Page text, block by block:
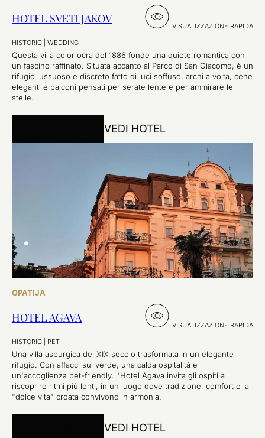
HOTEL SVETI JAKOV
VISUALIZZAZIONE RAPIDA
HISTORIC
WEDDING
Questa villa color ocra del 1886 fonde una quiete romantica con
un fascino raffinato. Situata accanto al Parco di San Giacomo, è un
rifugio lussuoso e discreto fatto di luci soffuse, archi a volta, cene
eleganti e balconi pensati per serate lente e per ammirare le
stelle.
VEDI HOTEL
OPATIJA
HOTEL AGAVA
VISUALIZZAZIONE RAPIDA
HISTORIC
PET
Una villa asburgica del XIX secolo trasformata in un elegante
rifugio. Con affacci sul verde, una calda ospitalità e
un'accoglienza pet-friendly, l'Hotel Agava invita gli ospiti a
riscoprire ritmi più lenti, in un luogo dove tradizione, comfort e la
"dolce vita" croata convivono in armonia.
VEDI HOTEL